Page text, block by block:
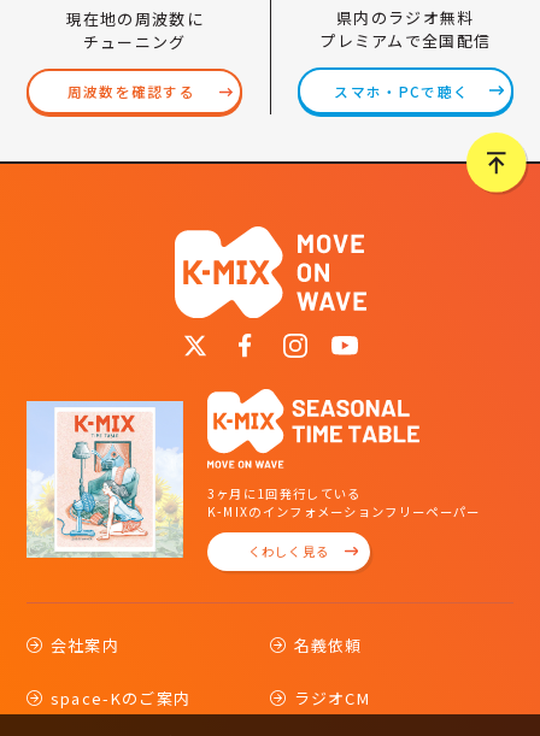
現在地の周波数に
チューニング
周波数を確認する
県内のラジオ無料
プレミアムで全国配信
スマホ・PCで聴く
3ヶ月に1回発行している
K-MIXのインフォメーションフリーペーパー
くわしく見る
会社案内 名義依頼
space-Kのご案内 ラジオCM